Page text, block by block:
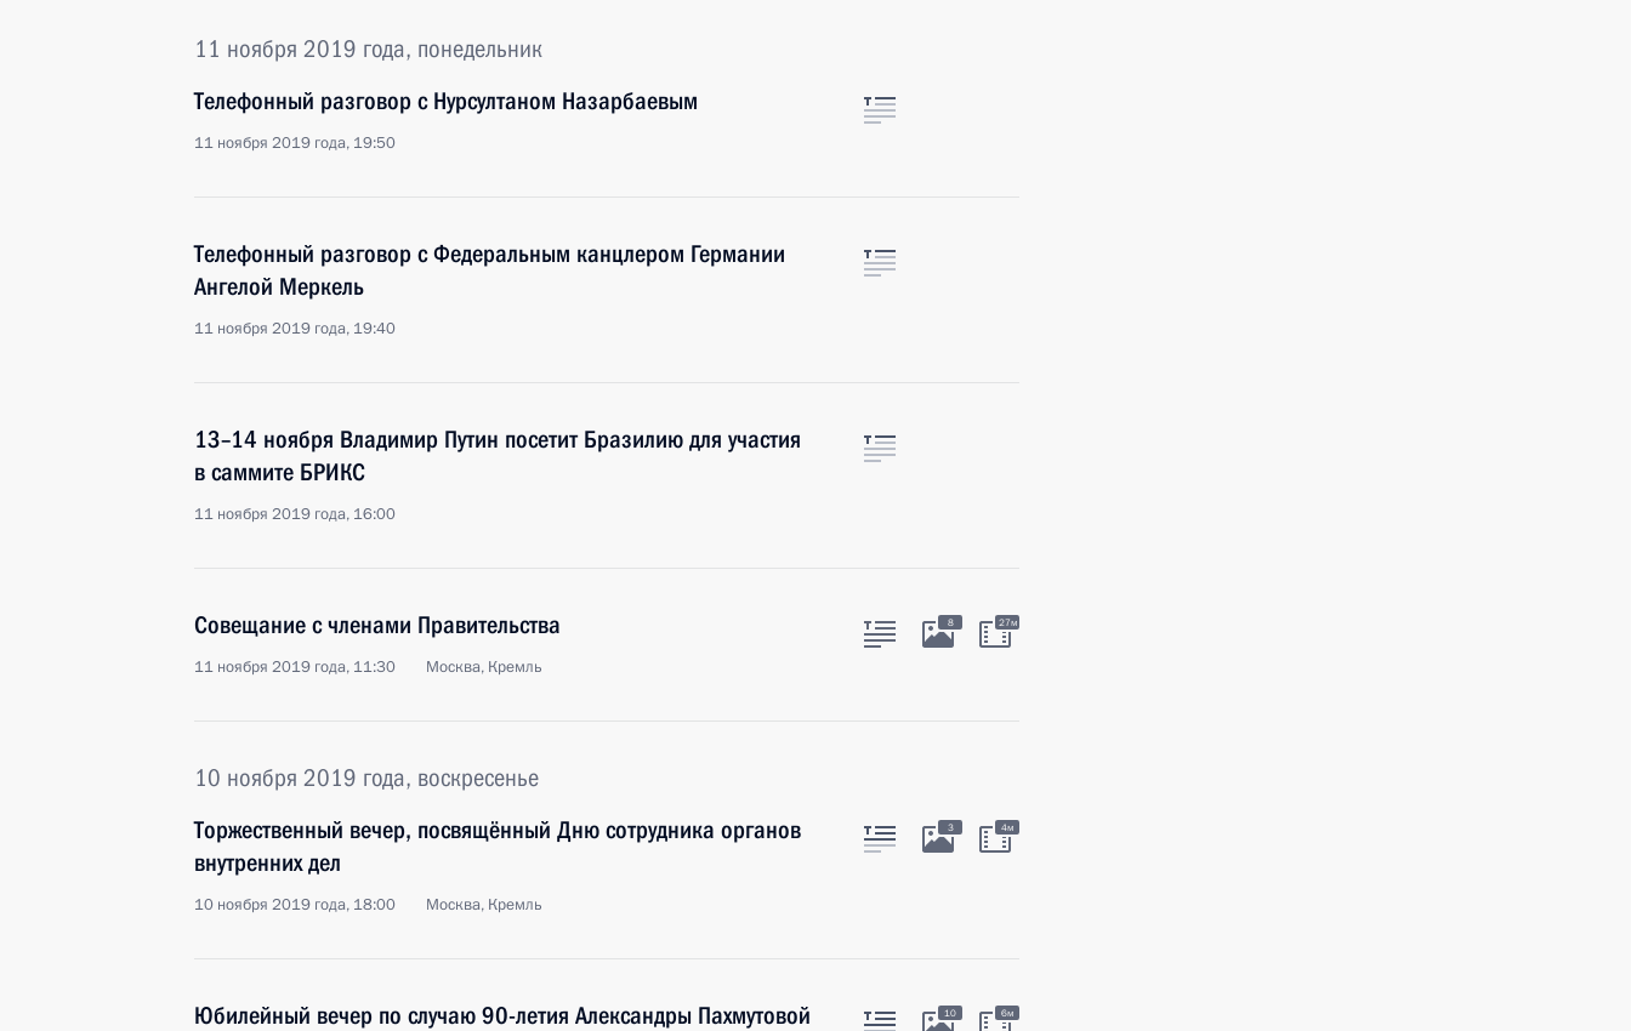
11 ноября 2019 года, понедельник
Телефонный разговор с Нурсултаном Назарбаевым
11 ноября 2019 года, 19:50
Телефонный разговор с Федеральным канцлером Германии
Ангелой Меркель
11 ноября 2019 года, 19:40
13–14 ноября Владимир Путин посетит Бразилию для участия
в саммите БРИКС
11 ноября 2019 года, 16:00
Совещание с членами Правительства
11 ноября 2019 года, 11:30 Москва, Кремль
8 27м
10 ноября 2019 года, воскресенье
Торжественный вечер, посвящённый Дню сотрудника органов
внутренних дел
10 ноября 2019 года, 18:00 Москва, Кремль
3 4м
Юбилейный вечер по случаю 90-летия Александры Пахмутовой 10 6м